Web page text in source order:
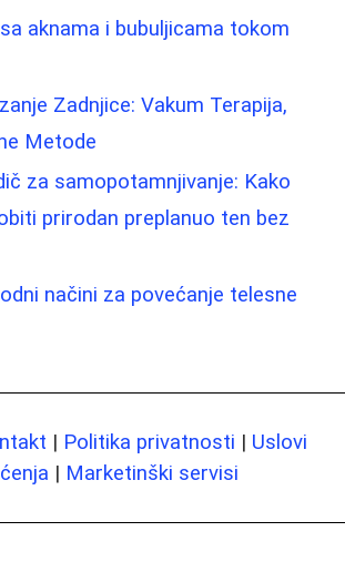
aknama i bubuljicama tokom
Zadnjice: Vakum Terapija,
Metode
za samopotamnjivanje: Kako
prirodan preplanuo ten bez
načini za povećanje telesne
| Politika privatnosti | Uslovi
| Marketinški servisi